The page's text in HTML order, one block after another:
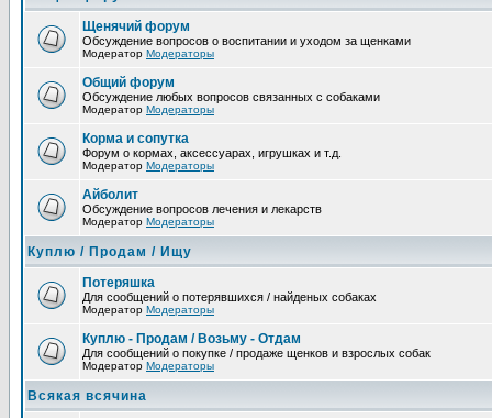
Щенячий форум
Обсуждение вопросов о воспитании и уходом за щенками
Модератор Модераторы
Общий форум
Обсуждение любых вопросов связанных с собаками
Модератор Модераторы
Корма и сопутка
Форум о кормах, аксессуарах, игрушках и т.д.
Модератор Модераторы
Айболит
Обсуждение вопросов лечения и лекарств
Модератор Модераторы
Куплю / Продам / Ищу
Потеряшка
Для сообщений о потерявшихся / найденых собаках
Модератор Модераторы
Куплю - Продам / Возьму - Отдам
Для сообщений о покупке / продаже щенков и взрослых собак
Модератор Модераторы
Всякая всячина